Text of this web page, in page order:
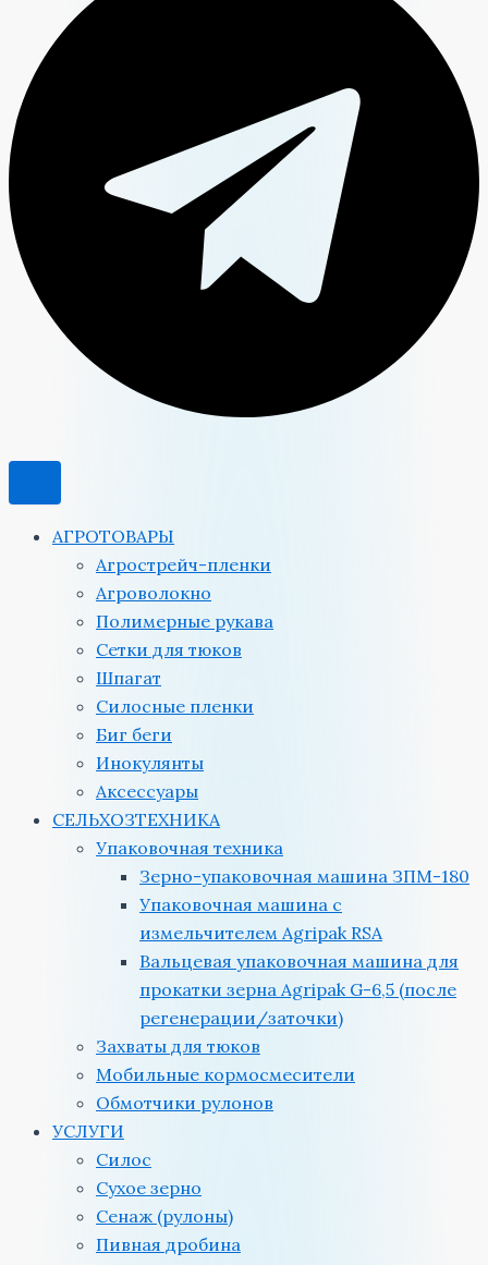
АГРОТОВАРЫ
Агрострейч-пленки
Агроволокно
Полимерные рукава
Сетки для тюков
Шпагат
Силосные пленки
Биг беги
Инокулянты
Аксессуары
СЕЛЬХОЗТЕХНИКА
Упаковочная техника
Зерно-упаковочная машина ЗПМ-180
Упаковочная машина с
измельчителем Agripak RSA
Вальцевая упаковочная машина для
прокатки зерна Agripak G-6,5 (после
регенерации/заточки)
Захваты для тюков
Мобильные кормосмесители
Обмотчики рулонов
УСЛУГИ
Силос
Сухое зерно
Сенаж (рулоны)
Пивная дробина